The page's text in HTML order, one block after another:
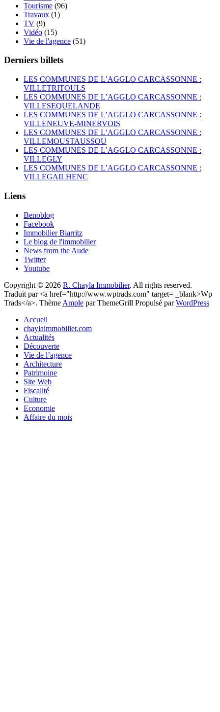
Tourisme (96)
Travaux (1)
TV (9)
Vidéo (15)
Vie de l'agence (51)
Derniers billets
LES COMMUNES DE L’AGGLO CARCASSONNE :
VILLETRITOULS
LES COMMUNES DE L’AGGLO CARCASSONNE :
VILLESEQUELANDE
LES COMMUNES DE L’AGGLO CARCASSONNE :
VILLENEUVE-MINERVOIS
LES COMMUNES DE L’AGGLO CARCASSONNE :
VILLEMOUSTAUSSOU
LES COMMUNES DE L’AGGLO CARCASSONNE :
VILLEGLY
LES COMMUNES DE L’AGGLO CARCASSONNE :
VILLEGAILHENC
Liens
Benoblog
Facebook
Immobilier Biarritz
Le blog de l'immobilier
News from the Aude
Twitter
Youtube
Copyright © 2026 R. Chayla Immobilier. All rights reserved.
Traduit par <a href="http://www.wptrads.com" target= _blank>Wp
Trads</a>. Thème Ample par ThemeGrill Propulsé parWordPress
Accueil
chaylaimmobilier.com
Actualités
Découverte
Vie de l’agence
Architecture
Patrimoine
Site Web
Fiscalité
Culture
Economie
Affaire du mois